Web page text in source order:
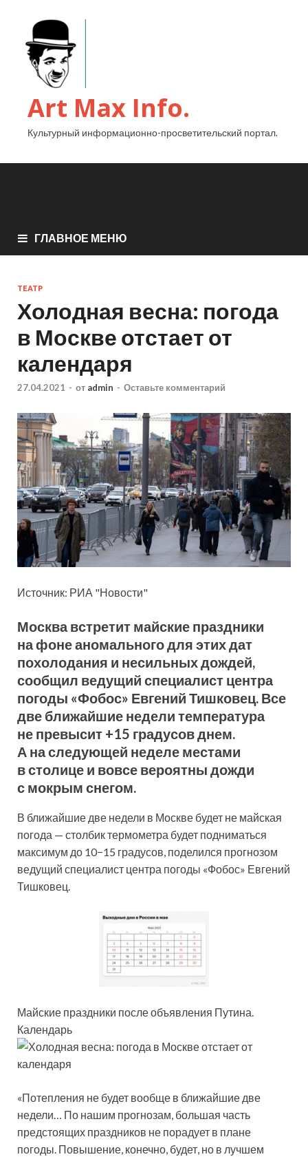
Art Max Info.
Культурный информационно-просветительский портал.
ГЛАВНОЕ МЕНЮ
ТЕАТР
Холодная весна: погода
в Москве отстает от
календаря
27.04.2021 - от admin - Оставьте комментарий
Источник: РИА "Новости"
Москва встретит майские праздники
на фоне аномального для этих дат
похолодания и несильных дождей,
сообщил ведущий специалист центра
погоды «Фобос» Евгений Тишковец. Все
две ближайшие недели температура
не превысит +15 градусов днем.
А на следующей неделе местами
в столице и вовсе вероятны дожди
с мокрым снегом.
В ближайшие две недели в Москве будет не майская
погода — столбик термометра будет подниматься
максимум до 10−15 градусов, поделился прогнозом
ведущий специалист центра погоды «Фобос» Евгений
Тишковец.
Майские праздники после объявления Путина.
Календарь
«Потепления не будет вообще в ближайшие две
недели… По нашим прогнозам, большая часть
предстоящих праздников не порадует в плане
погоды. Повышение, конечно, будет, но в лучшем